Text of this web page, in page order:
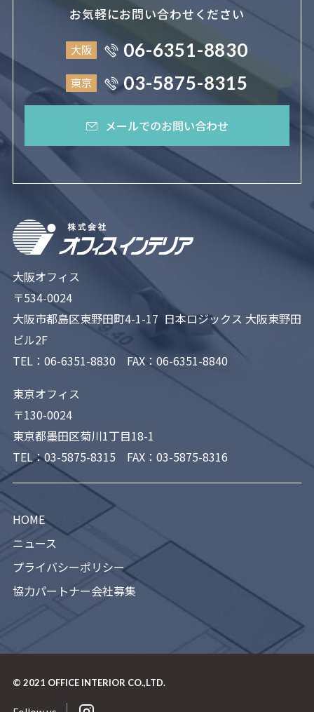
お気軽にお問い合わせください
大阪 06-6351-8830
東京 03-5875-8315
メールでのお問い合わせ
大阪オフィス
〒534-0024
大阪市都島区東野田町4-1-17 日本ロジックス 大阪東野田
ビル2F
TEL： 06-6351-8830 FAX：06-6351-8840
東京オフィス
〒130-0024
東京都墨田区菊川1丁目18-1
TEL：03-5875-8315 FAX：03-5875-8316
HOME
ニュース
プライバシーポリシー
協力パートナー会社募集
© 2021 OFFICE INTERIOR CO.,LTD.